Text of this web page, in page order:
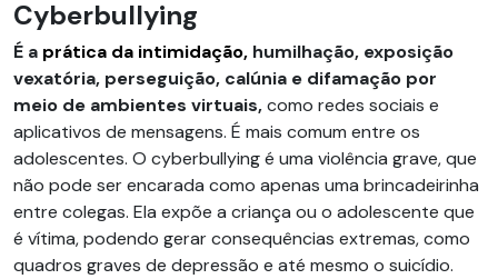
Cyberbullying
É a prática da intimidação, humilhação, exposição
vexatória, perseguição, calúnia e difamação por
meio de ambientes virtuais,como redes sociais e
aplicativos de mensagens. É mais comum entre os
adolescentes. O cyberbullying é uma violência grave, que
não pode ser encarada como apenas uma brincadeirinha
entre colegas. Ela expõe a criança ou o adolescente que
é vítima, podendo gerar consequências extremas, como
quadros graves de depressão e até mesmo o suicídio.